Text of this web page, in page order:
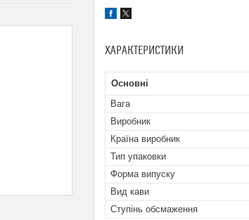
ХАРАКТЕРИСТИКИ
Основні
Вага
Виробник
Країна виробник
Тип упаковки
Форма випуску
Вид кави
Ступінь обсмаження